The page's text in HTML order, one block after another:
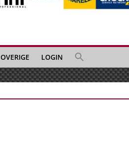
OVERIGE LOGIN